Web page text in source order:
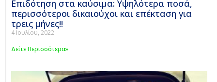
Επιδότηση στα καύσιμα: Υψηλότερα ποσά,
περισσότεροι δικαιούχοι και επέκταση για
τρεις μήνες!!
4 Ιουλίου, 2022
Δείτε Περισσότερα»